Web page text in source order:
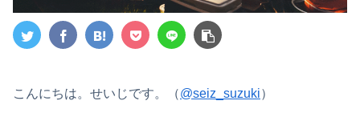
こんにちは。せいじです。（@seiz_suzuki）